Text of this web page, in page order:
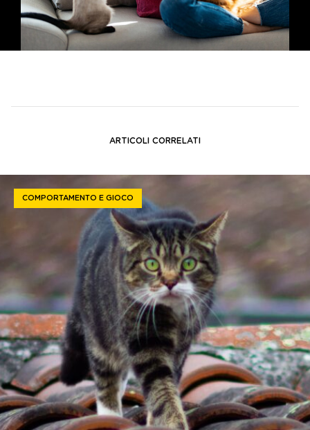
ARTICOLI CORRELATI
COMPORTAMENTO E GIOCO